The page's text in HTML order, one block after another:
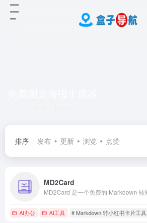
排序 发布 更新 浏览 点赞
MD2Card
AI办公 AI工具 # Markdown 转小红书卡片工具